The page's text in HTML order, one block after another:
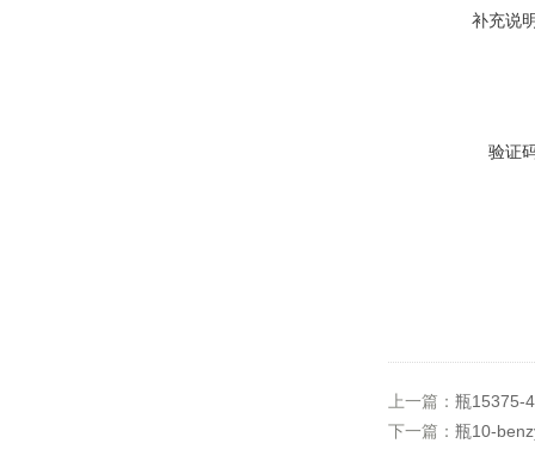
补充说
验证
上一篇： 瓶15375-
下一篇： 瓶10-